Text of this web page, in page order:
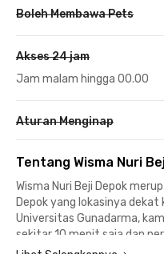
Boleh Membawa Pets
Akses 24 jam
Jam malam hingga 00.00
Aturan Menginap
Tentang Wisma Nuri
Wisma Nuri Beji Depok
Depok yang lokasinya
Universitas Gunadarma,
sekitar 10 menit saja dan
hanya memerlukan waktu